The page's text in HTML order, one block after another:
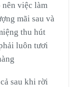
nên việc làm
mãi sau và
thu hút
luôn tươi
sau khi rời